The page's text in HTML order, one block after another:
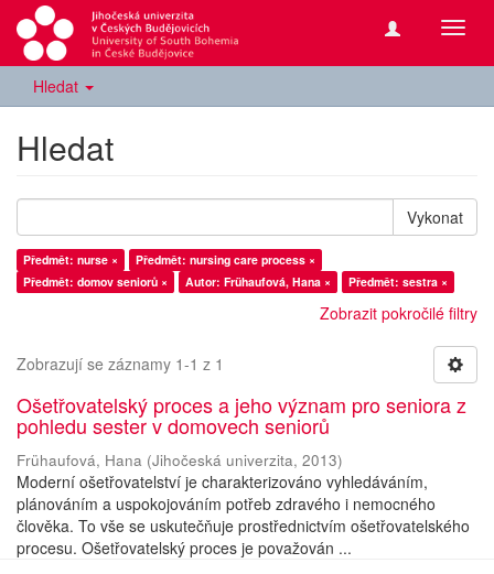
Hledat
Hledat
Vykonat
Předmět: nurse ×
Předmět: nursing care process ×
Předmět: domov seniorů ×
Autor: Frühaufová, Hana × Předmět: sestra ×
Zobrazit pokročilé filtry
Zobrazují se záznamy 1-1 z 1
Ošetřovatelský proces a jeho význam pro seniora z
pohledu sester v domovech seniorů
Frühaufová, Hana (Jihočeská univerzita, 2013)
Moderní ošetřovatelství je charakterizováno vyhledáváním,
plánováním a uspokojováním potřeb zdravého i nemocného
člověka. To vše se uskutečňuje prostřednictvím ošetřovatelského
procesu. Ošetřovatelský proces je považován ...